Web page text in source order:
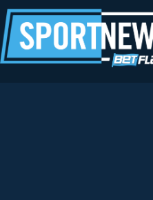
al
contenuto